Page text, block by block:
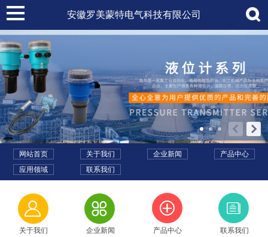
安徽罗美蒙特电气科技有限公司
网站首页 关于我们 企业新闻
产品中心
应用领域
联系我们
关于我们 企业新闻 产品中心 联系我们